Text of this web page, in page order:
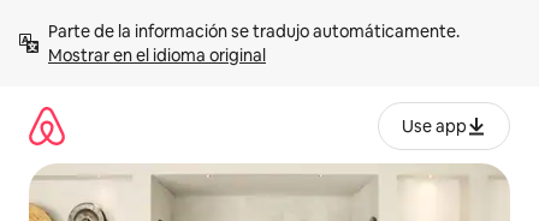
contenidoMostrar en el idioma original
Use app